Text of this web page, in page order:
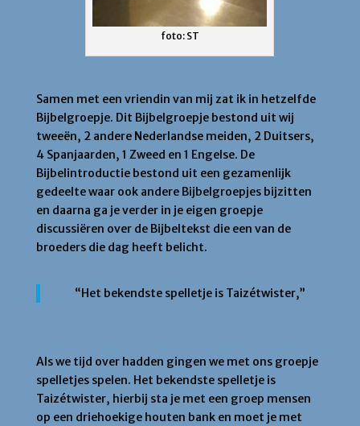
foto: ST
Samen met een vriendin van mij zat ik in hetzelfde
Bijbelgroepje. Dit Bijbelgroepje bestond uit wij
tweeën, 2 andere Nederlandse meiden, 2 Duitsers,
4 Spanjaarden, 1 Zweed en 1 Engelse. De
Bijbelintroductie bestond uit een gezamenlijk
gedeelte waar ook andere Bijbelgroepjes bijzitten
en daarna ga je verder in je eigen groepje
discussiëren over de Bijbeltekst die een van de
broeders die dag heeft belicht.
“Het bekendste spelletje is Taizétwister,”
Als we tijd over hadden gingen we met ons groepje
spelletjes spelen. Het bekendste spelletje is
Taizétwister, hierbij sta je met een groep mensen
op een driehoekige houten bank en moet je met